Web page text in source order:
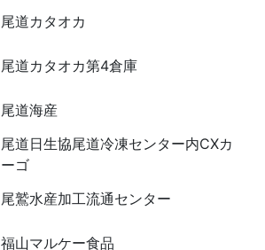
尾道カタオカ
尾道カタオカ第4倉庫
尾道海産
尾道日生協尾道冷凍センター内CXカ
ーゴ
尾鷲水産加工流通センター
福山マルケー食品